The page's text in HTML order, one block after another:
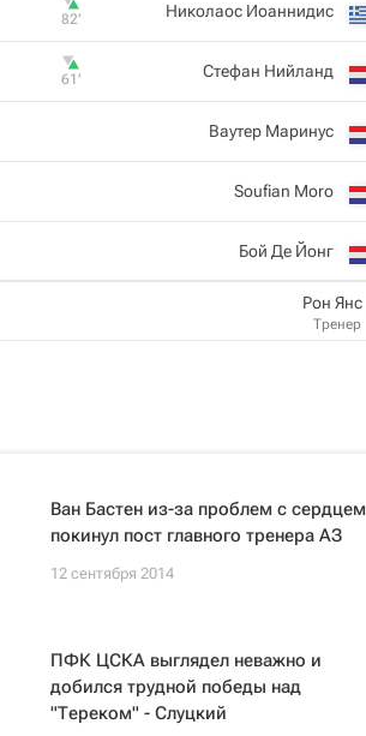
Николаос Иоаннидис
82‎’‎
Стефан Нийланд
61‎’‎
Ваутер Маринус
Soufian Moro
Бой Де Йонг
Рон Янс
Тренер
Ван Бастен из-за проблем с сердцем
покинул пост главного тренера АЗ
12 сентября 2014
ПФК ЦСКА выглядел неважно и
добился трудной победы над
"Тереком" - Слуцкий